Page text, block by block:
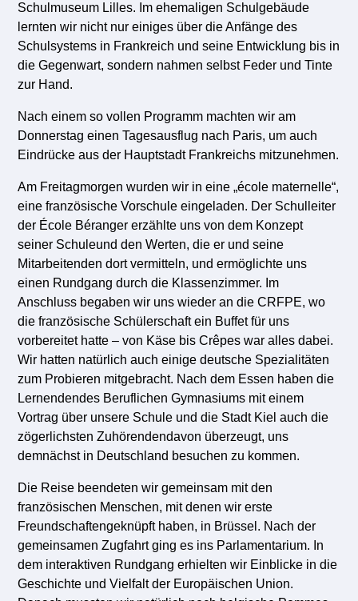
Schulmuseum Lilles. Im ehemaligen Schulgebäude
lernten wir nicht nur einiges über die Anfänge des
Schulsystems in Frankreich und seine Entwicklung bis in
die Gegenwart, sondern nahmen selbst Feder und Tinte
zur Hand.
Nach einem so vollen Programm machten wir am
Donnerstag einen Tagesausflug nach Paris, um auch
Eindrücke aus der Hauptstadt Frankreichs mitzunehmen.
Am Freitagmorgen wurden wir in eine „école maternelle“,
eine französische Vorschule eingeladen. Der Schulleiter
der École Béranger erzählte uns von dem Konzept
seiner Schuleund den Werten, die er und seine
Mitarbeitenden dort vermitteln, und ermöglichte uns
einen Rundgang durch die Klassenzimmer. Im
Anschluss begaben wir uns wieder an die CRFPE, wo
die französische Schülerschaft ein Buffet für uns
vorbereitet hatte – von Käse bis Crêpes war alles dabei.
Wir hatten natürlich auch einige deutsche Spezialitäten
zum Probieren mitgebracht. Nach dem Essen haben die
Lernendendes Beruflichen Gymnasiums mit einem
Vortrag über unsere Schule und die Stadt Kiel auch die
zögerlichsten Zuhörendendavon überzeugt, uns
demnächst in Deutschland besuchen zu kommen.
Die Reise beendeten wir gemeinsam mitden
französischen Menschen, mit denen wir erste
Freundschaftengeknüpft haben, in Brüssel. Nach der
gemeinsamen Zugfahrt ging es ins Parlamentarium. In
dem interaktiven Rundgangerhielten wir Einblicke in die
Geschichte und Vielfaltder Europäischen Union.